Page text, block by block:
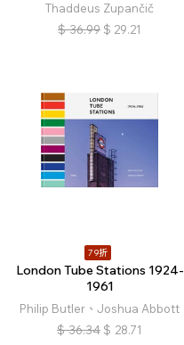
Thaddeus Zupančič
$ 36.99 $ 29.21
79折
London Tube Stations 1924-
1961
Philip Butler、Joshua Abbott
$ 36.34 $ 28.71